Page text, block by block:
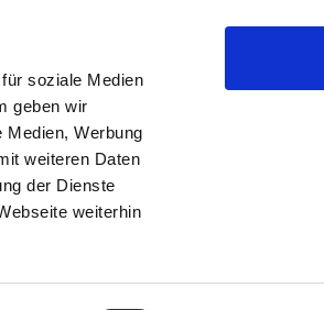
soziale Medien
geben wir
Medien, Werbung
weiteren Daten
der Dienste
weiterhin
Karriere
Service